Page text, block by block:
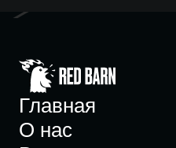
Главная
О нас